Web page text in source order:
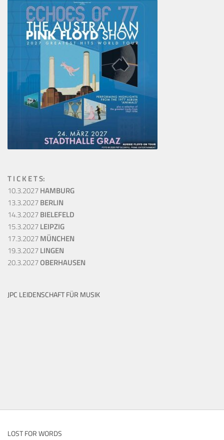
T I C K E T S:
10.3.2027HAMBURG
13.3.2027BERLIN
14.3.2027BIELEFELD
15.3.2027LEIPZIG
17.3.2027MÜNCHEN
19.3.2027LINGEN
20.3.2027OBERHAUSEN
JPC LEIDENSCHAFT FÜR MUSIK
LOST FOR WORDS